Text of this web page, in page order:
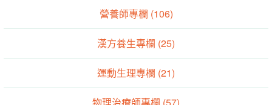
營養師專欄 (106)
漢方養生專欄 (25)
運動生理專欄 (21)